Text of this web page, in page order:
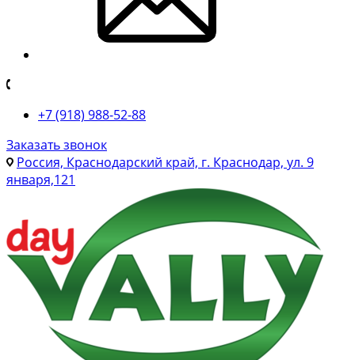
+7 (918) 988-52-88
Заказать звонок
Россия, Краснодарский край, г. Краснодар, ул. 9
января,121